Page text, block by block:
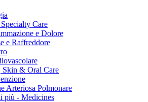
Care
e Dolore
e Raffreddore
Skin & Oral Care
Arteriosa Polmonare
più - Medicines